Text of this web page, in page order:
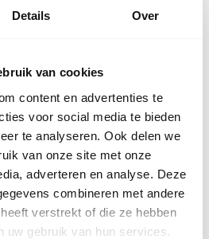
Details Over
van cookies
content en advertenties te
voor social media te bieden
te analyseren. Ook delen we
van onze site met onze
adverteren en analyse. Deze
combineren met andere
verstrekt of die ze hebben
uw gebruik van hun services.
9/10 5272 reviews
4.8/5 24.553 reviews